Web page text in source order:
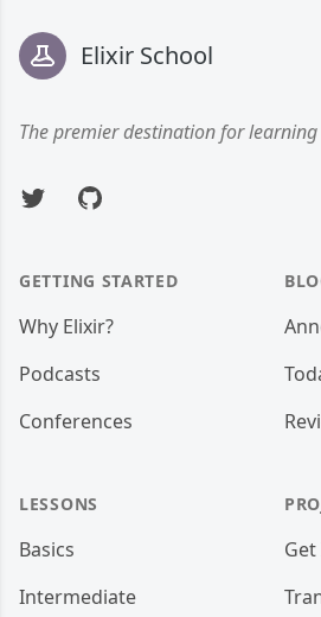
Elixir School
The premier destination for
TwitterGitHub
GETTING STARTED
Why Elixir?
Podcasts
Conferences
LESSONS
Basics
Intermediate